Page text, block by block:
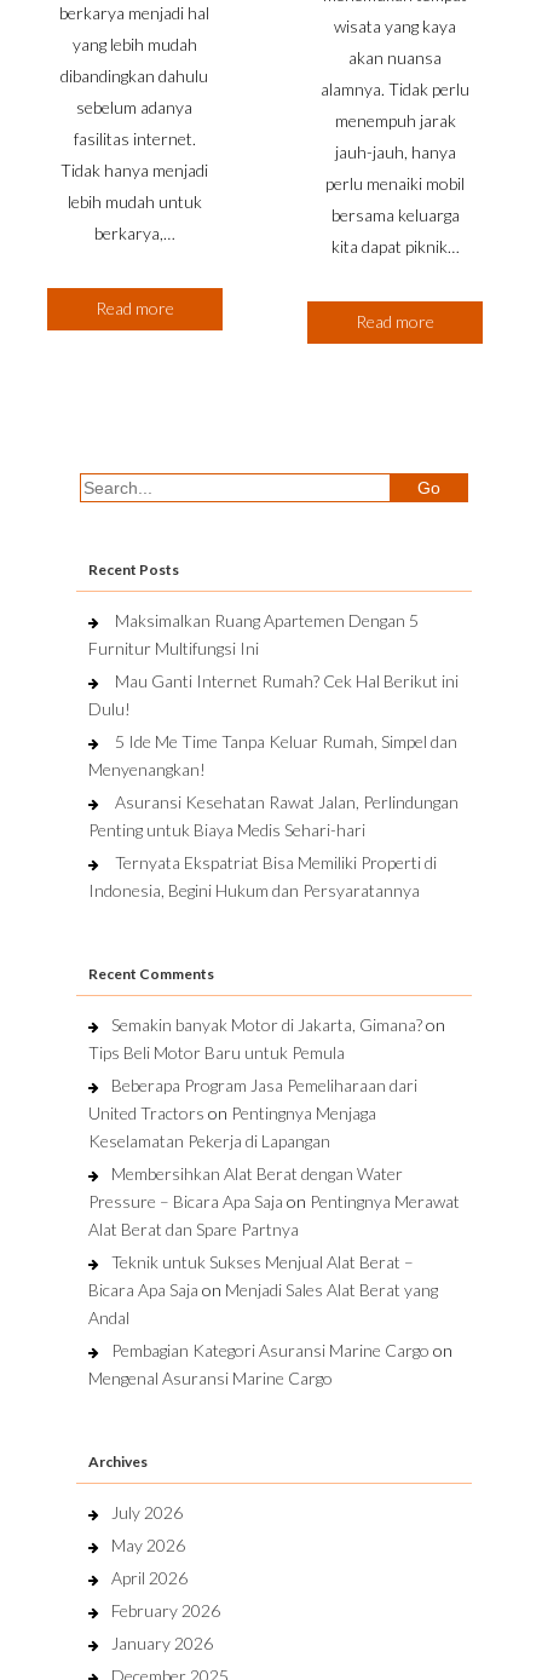
berkarya menjadi hal
yang lebih mudah
dibandingkan dahulu
sebelum adanya
fasilitas internet.
Tidak hanya menjadi
lebih mudah untuk
berkarya,…
Read more
wisata yang kaya
akan nuansa
alamnya. Tidak perlu
menempuh jarak
jauh-jauh, hanya
perlu menaiki mobil
bersama keluarga
kita dapat piknik…
Read more
Recent Posts
Maksimalkan Ruang Apartemen Dengan 5
Furnitur Multifungsi Ini
Mau Ganti Internet Rumah? Cek Hal Berikut ini
Dulu!
5 Ide Me Time Tanpa Keluar Rumah, Simpel dan
Menyenangkan!
Asuransi Kesehatan Rawat Jalan, Perlindungan
Penting untuk Biaya Medis Sehari-hari
Ternyata Ekspatriat Bisa Memiliki Properti di
Indonesia, Begini Hukum dan Persyaratannya
Recent Comments
Semakin banyak Motor di Jakarta, Gimana?on
Tips Beli Motor Baru untuk Pemula
Beberapa Program Jasa Pemeliharaan dari
United Tractors on Pentingnya Menjaga
Keselamatan Pekerja di Lapangan
Membersihkan Alat Berat dengan Water
Pressure – Bicara Apa Saja on Pentingnya Merawat
Alat Berat dan Spare Partnya
Teknik untuk Sukses Menjual Alat Berat –
Bicara Apa Saja on Menjadi Sales Alat Berat yang
Andal
Pembagian Kategori Asuransi Marine Cargo on
Mengenal Asuransi Marine Cargo
Archives
July 2026
May 2026
April 2026
February 2026
January 2026